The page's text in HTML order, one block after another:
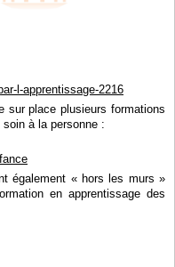
l-apprentissage-2216
sur place plusieurs formations
à la personne :
également « hors les murs »
en apprentissage des